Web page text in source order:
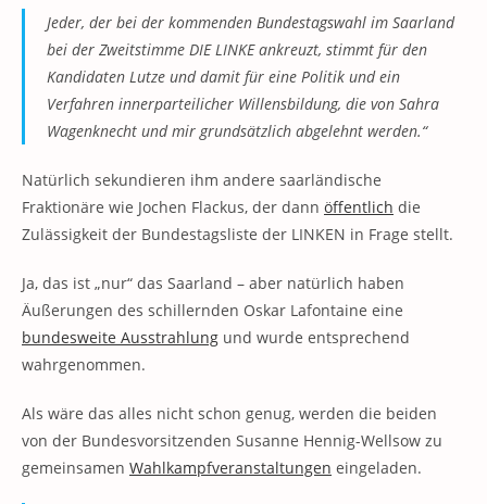
Jeder, der bei der kommenden Bundestagswahl im Saarland
bei der Zweitstimme DIE LINKE ankreuzt, stimmt für den
Kandidaten Lutze und damit für eine Politik und ein
Verfahren innerparteilicher Willensbildung, die von Sahra
Wagenknecht und mir grundsätzlich abgelehnt werden.“
Natürlich sekundieren ihm andere saarländische
Fraktionäre wie Jochen Flackus, der dann öffentlich die
Zulässigkeit der Bundestagsliste der LINKEN in Frage stellt.
Ja, das ist „nur“ das Saarland – aber natürlich haben
Äußerungen des schillernden Oskar Lafontaine eine
bundesweite Ausstrahlung und wurde entsprechend
wahrgenommen.
Als wäre das alles nicht schon genug, werden die beiden
von der Bundesvorsitzenden Susanne Hennig-Wellsow zu
gemeinsamen Wahlkampfveranstaltungen eingeladen.